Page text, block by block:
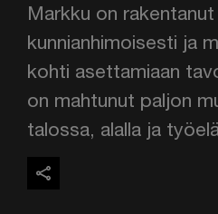
Markku on rakentanut
kunnianhimoisesti ja
kohti asettamiaan
on mahtunut paljon
talossa, alalla ja